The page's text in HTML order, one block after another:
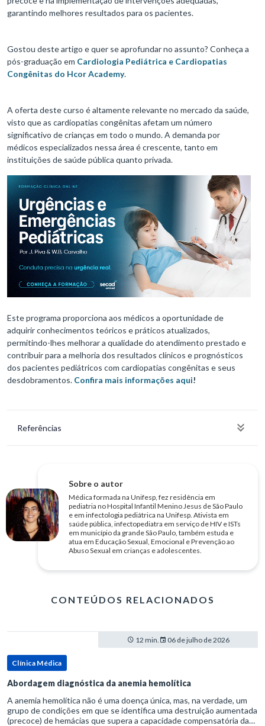
garantindo melhores resultados para os pacientes.
Gostou deste artigo e quer se aprofundar no assunto? Conheça a
pós-graduação em Cardiologia Pediátrica e Cardiopatias
Congênitas do Hcor Academy.
A oferta deste curso é altamente relevante no mercado da saúde,
visto que as cardiopatias congênitas afetam um número
significativo de crianças em todo o mundo. A demanda por
médicos especializados nessa área é crescente, tanto em
instituições de saúde pública quanto privada.
Este programa proporciona aos médicos a oportunidade de
adquirir conhecimentos teóricos e práticos atualizados,
permitindo-lhes melhorar a qualidade do atendimento prestado e
contribuir para a melhoria dos resultados clínicos e prognósticos
dos pacientes pediátricos com cardiopatias congênitas e seus
desdobramentos. Confira mais informações aqui!
Referências
Sobre o autor
Médica formada na Unifesp, fez residência em
pediatria no Hospital Infantil Menino Jesus de São Paulo
e em infectologia pediátrica na Unifesp. Ativista em
saúde pública, infectopediatra em serviço de HIV e ISTs
em município da grande São Paulo, também estuda e
atua em Educação Sexual, Emocional e Prevenção ao
Abuso Sexual em crianças e adolescentes.
CONTEÚDOS RELACIONADOS
12 min. 06 de julho de 2026
Clínica Médica
Abordagem diagnóstica da anemia hemolítica
A anemia hemolítica não é uma doença única, mas, na verdade, um
grupo de condições em que se identifica uma destruição aumentada
(precoce) de hemácias que supera a capacidade compensatória da